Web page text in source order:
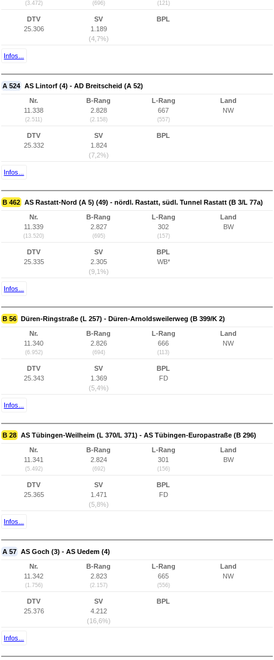
(3.472) (696) (121)
DTV
25.306
SV
1.189
(4,7%)
BPL
Infos...
A 524 AS Lintorf (4) - AD Breitscheid (A 52)
Nr.
11.338
(2.511)
B-Rang
2.828
(2.158)
L-Rang
667
(557)
Land
NW
DTV
25.332
SV
1.824
(7,2%)
BPL
Infos...
B 462 AS Rastatt-Nord (A 5) (49) - nördl. Rastatt, südl. Tunnel Rastatt (B 3/L 77a)
Nr.
11.339
(13.520)
B-Rang
2.827
(695)
L-Rang
302
(157)
Land
BW
DTV
25.335
SV
2.305
(9,1%)
BPL
WB*
Infos...
B 56 Düren-Ringstraße (L 257) - Düren-Arnoldsweilerweg (B 399/K 2)
Nr.
11.340
(6.952)
B-Rang
2.826
(694)
L-Rang
666
(113)
Land
NW
DTV
25.343
SV
1.369
(5,4%)
BPL
FD
Infos...
B 28 AS Tübingen-Weilheim (L 370/L 371) - AS Tübingen-Europastraße (B 296)
Nr.
11.341
(5.492)
B-Rang
2.824
(692)
L-Rang
301
(156)
Land
BW
DTV
25.365
SV
1.471
(5,8%)
BPL
FD
Infos...
A 57 AS Goch (3) - AS Uedem (4)
Nr.
11.342
(1.756)
B-Rang
2.823
(2.157)
L-Rang
665
(556)
Land
NW
DTV
25.376
SV
4.212
(16,6%)
BPL
Infos...